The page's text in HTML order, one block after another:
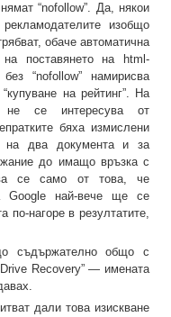
“nofollow”. Да, някои
изобщо
обаче автоматична
поставянето на html-
“nofollow” намирисва
на рейтинг”. На
не се интересува от
бяха измислени
на два документа и за
до имащо връзка с
се само от това, че
Google най-вече ще се
по-нагоре в резултатите,
съдържателно общо с
Recovery” — имената
дали това изискване